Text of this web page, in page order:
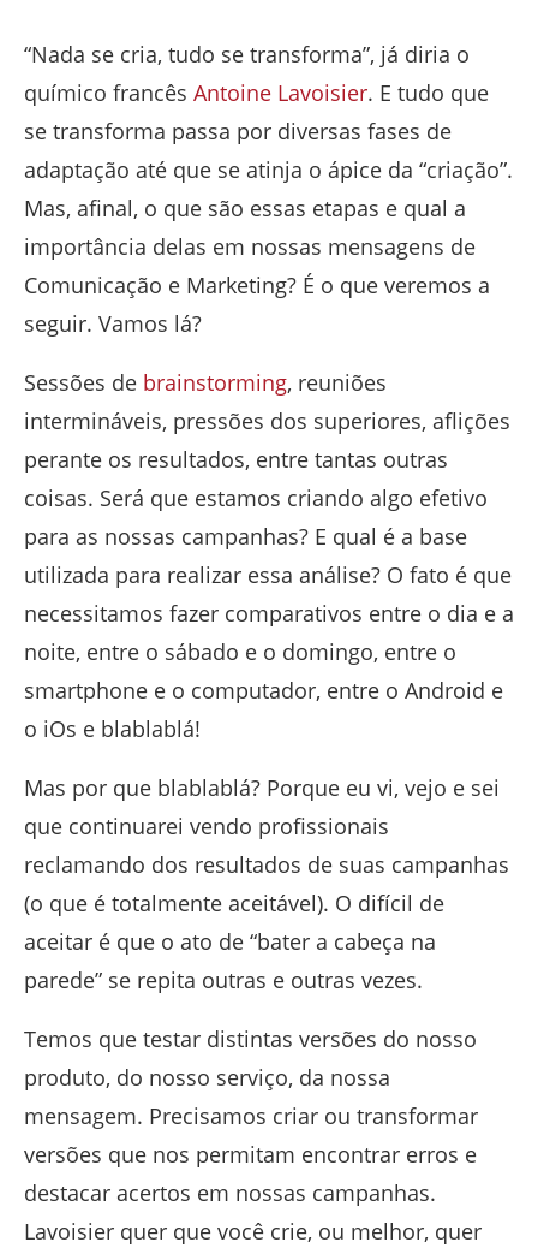
“Nada se cria, tudo se transforma”, já diria o
químico francês Antoine Lavoisier. E tudo que
se transforma passa por diversas fases de
adaptação até que se atinja o ápice da “criação”.
Mas, afinal, o que são essas etapas e qual a
importância delas em nossas mensagens de
Comunicação e Marketing? É o que veremos a
seguir. Vamos lá?
Sessões de brainstorming, reuniões
intermináveis, pressões dos superiores, aflições
perante os resultados, entre tantas outras
coisas. Será que estamos criando algo efetivo
para as nossas campanhas? E qual é a base
utilizada para realizar essa análise? O fato é que
necessitamos fazer comparativos entre o dia e a
noite, entre o sábado e o domingo, entre o
smartphone e o computador, entre o Android e
o iOs e blablablá!
Mas por que blablablá? Porque eu vi, vejo e sei
que continuarei vendo profissionais
reclamando dos resultados de suas campanhas
(o que é totalmente aceitável). O difícil de
aceitar é que o ato de “bater a cabeça na
parede” se repita outras e outras vezes.
Temos que testar distintas versões do nosso
produto, do nosso serviço, da nossa
mensagem. Precisamos criar ou transformar
versões que nos permitam encontrar erros e
destacar acertos em nossas campanhas.
Lavoisier quer que você crie, ou melhor, quer